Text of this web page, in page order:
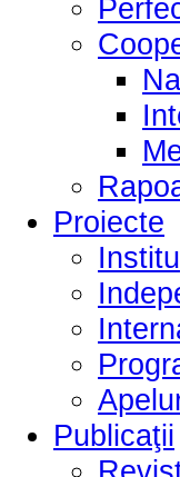
Proiecte
Publicaţii